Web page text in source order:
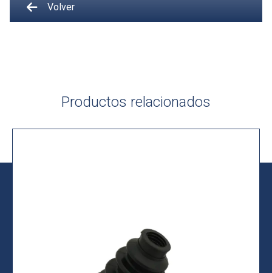
Volver
Productos relacionados